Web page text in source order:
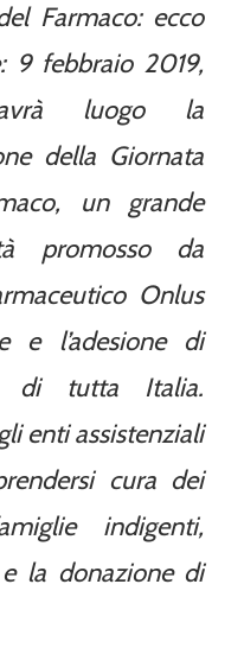
Farmaco: ecco
9 febbraio 2019,
luogo la
della Giornata
un grande
promosso da
Onlus
e l’adesione di
di tutta Italia.
enti assistenziali
cura dei
indigenti,
la donazione di